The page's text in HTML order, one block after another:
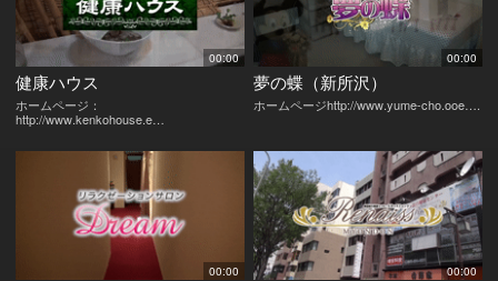
00:00
健康ハウス
ホームページ：
http://www.kenkohouse.e…
00:00
夢の蝶（新所沢）
ホームページhttp://www.yume-cho.ooe….
00:00 00:00